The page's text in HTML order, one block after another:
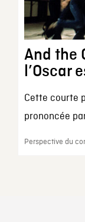
And the
l’Oscar
Cette courte
prononcée
Perspective du